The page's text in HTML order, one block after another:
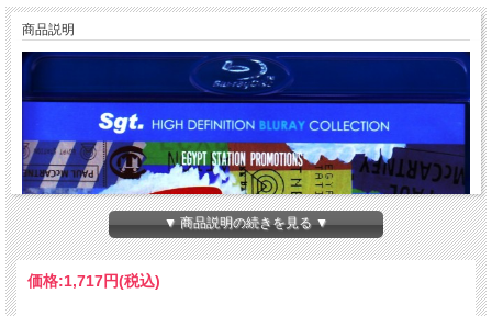
商品説明
▼ 商品説明の続きを見る ▼
価格:1,717円(税込)